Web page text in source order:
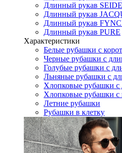
Длинный рукав
Длинный рукав
Длинный рукав
Длинный рукав PURE
Характеристики
Белые рубашки с
Черные рубашки с
Голубые рубашки с
Льняные рубашки с
Хлопковые рубашки
Хлопковые рубашки с
Летние рубашки
Рубашки в клетку